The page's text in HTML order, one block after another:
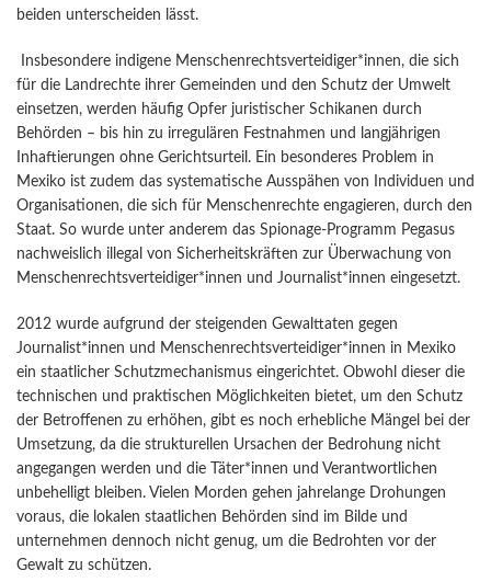
beiden unterscheiden lässt.
Insbesondere indigene Menschenrechtsverteidiger*innen, die sich
für die Landrechte ihrer Gemeinden und den Schutz der Umwelt
einsetzen, werden häufig Opfer juristischer Schikanen durch
Behörden – bis hin zu irregulären Festnahmen und langjährigen
Inhaftierungen ohne Gerichtsurteil. Ein besonderes Problem in
Mexiko ist zudem das systematische Ausspähen von Individuen und
Organisationen, die sich für Menschenrechte engagieren, durch den
Staat. So wurde unter anderem das Spionage-Programm Pegasus
nachweislich illegal von Sicherheitskräften zur Überwachung von
Menschenrechtsverteidiger*innen und Journalist*innen eingesetzt.
2012 wurde aufgrund der steigenden Gewalttaten gegen
Journalist*innen und Menschenrechtsverteidiger*innen in Mexiko
ein staatlicher Schutzmechanismus eingerichtet. Obwohl dieser die
technischen und praktischen Möglichkeiten bietet, um den Schutz
der Betroffenen zu erhöhen, gibt es noch erhebliche Mängel bei der
Umsetzung, da die strukturellen Ursachen der Bedrohung nicht
angegangen werden und die Täter*innen und Verantwortlichen
unbehelligt bleiben. Vielen Morden gehen jahrelange Drohungen
voraus, die lokalen staatlichen Behörden sind im Bilde und
unternehmen dennoch nicht genug, um die Bedrohten vor der
Gewalt zu schützen.